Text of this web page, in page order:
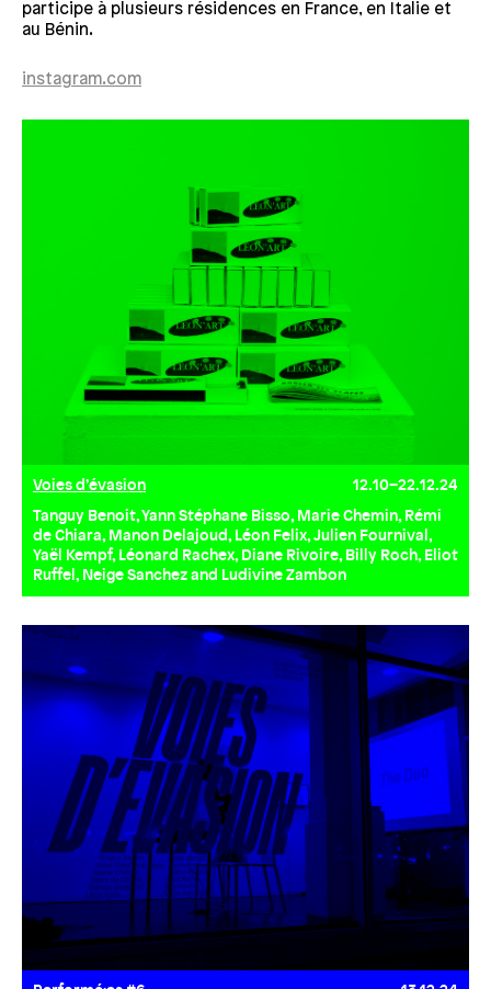
participe à plusieurs résidences en France, en Italie et
au Bénin.
instagram.com
Voies d’évasion
12.10–22.12.24
Tanguy Benoit, Yann Stéphane Bisso, Marie Chemin, Rémi
de Chiara, Manon Delajoud, Léon Felix, Julien Fournival,
Yaël Kempf, Léonard Rachex, Diane Rivoire, Billy Roch, Eliot
Ruffel, Neige Sanchez and Ludivine Zambon